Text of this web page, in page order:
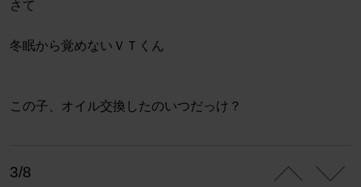
さて
冬眠から覚めないＶＴくん
この子、オイル交換したのいつだっけ？
3/8